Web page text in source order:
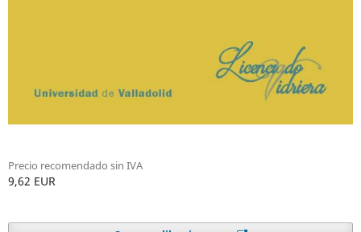
Precio recomendado sin IVA
9,62 EUR